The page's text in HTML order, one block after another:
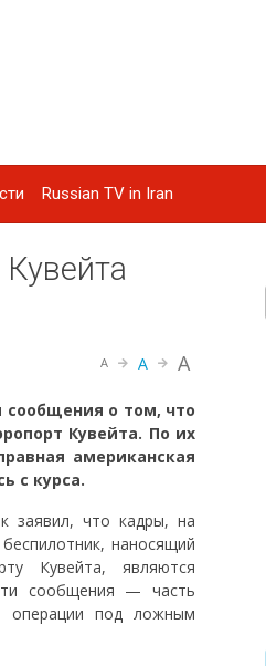
Russian TV in Iran
A A A
сообщения о том, что
Кувейта. По их
американская
с курса.
заявил, что кадры, на
наносящий
Кувейта, являются
сообщения — часть
операции под ложным